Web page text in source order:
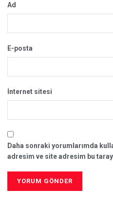
Ad
E-posta
İnternet sitesi
Daha sonraki yorumlarımda
adresim ve site adresim bu